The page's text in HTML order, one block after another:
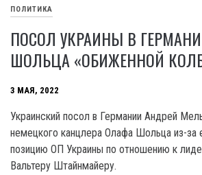
ПОЛИТИКА
ПОСОЛ УКРАИНЫ В
ШОЛЬЦА «ОБИЖЕННОЙ
3 МАЯ, 2022
Украинский посол в Германии Андрей
немецкого канцлера Олафа Шольца из-за
позицию ОП Украины по отношению к
Вальтеру Штайнмайеру.